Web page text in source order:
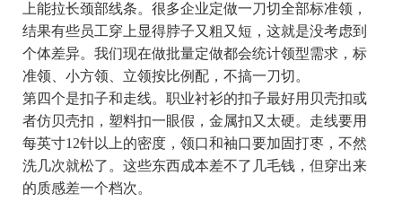
上能拉长颈部线条。很多企业定做一刀切全部标准领，
结果有些员工穿上显得脖子又粗又短，这就是没考虑到
个体差异。我们现在做批量定做都会统计领型需求，标
准领、小方领、立领按比例配，不搞一刀切。
第四个是扣子和走线。职业衬衫的扣子最好用贝壳扣或
者仿贝壳扣，塑料扣一眼假，金属扣又太硬。走线要用
每英寸12针以上的密度，领口和袖口要加固打枣，不然
洗几次就松了。这些东西成本差不了几毛钱，但穿出来
的质感差一个档次。